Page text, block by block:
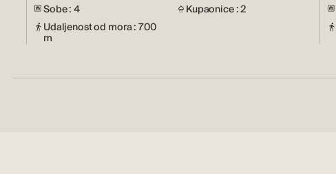
Sobe : 4
Kupaonice : 2
Udaljenost od mora : 700
m